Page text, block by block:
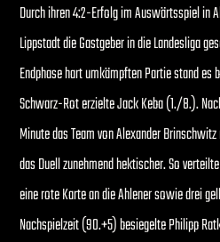
Durch ihren 4:2-Erfolg im Auswärtsspiel in
Lippstadt die Gastgeber in die Landesliga
Endphase hart umkämpften Partie stand es
Schwarz-Rot erzielte Jack Keba (1./8.).
Minute das Team von Alexander
das Duell zunehmend hektischer. So
eine rote Karte an die Ahlener sowie drei
Nachspielzeit (90.+5) besiegelte Philipp